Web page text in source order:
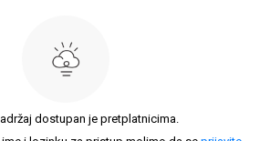
dostupan je pretplatnicima.